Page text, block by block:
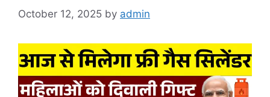
October 12, 2025 by admin